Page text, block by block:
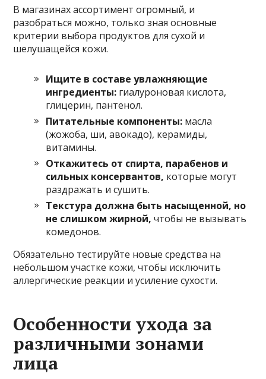
В магазинах ассортимент огромный, и
разобраться можно, только зная основные
критерии выбора продуктов для сухой и
шелушащейся кожи.
Ищите в составе увлажняющие
ингредиенты: гиалуроновая кислота,
глицерин, пантенол.
Питательные компоненты: масла
(жожоба, ши, авокадо), керамиды,
витамины.
Откажитесь от спирта, парабенов и
сильных консервантов, которые могут
раздражать и сушить.
Текстура должна быть насыщенной, но
не слишком жирной, чтобы не вызывать
комедонов.
Обязательно тестируйте новые средства на
небольшом участке кожи, чтобы исключить
аллергические реакции и усиление сухости.
Особенности ухода за
различными зонами
лица